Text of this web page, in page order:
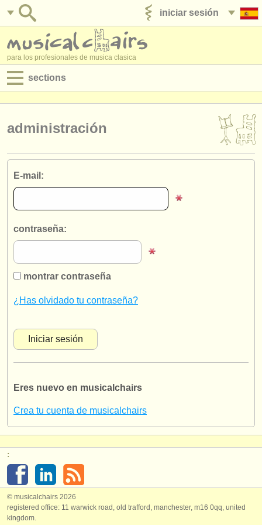
iniciar sesión
para los profesionales de musica clasica
sections
empleos - administración
cursillos
instrumentos en venta
instrumentos robados
orquestas y teatros
jóvenes orquestas
musicalchairs:
acerca de musicalchairs
fuentes rss
noticias sobre música clásica
administración
E-mail:
contraseña:
montrar contraseña
¿Has olvidado tu contraseña?
Eres nuevo en musicalchairs
Crea tu cuenta de musicalchairs
:
© musicalchairs 2026
registered office: 11 warwick road, old trafford, manchester, m16 0qq, united
kingdom.